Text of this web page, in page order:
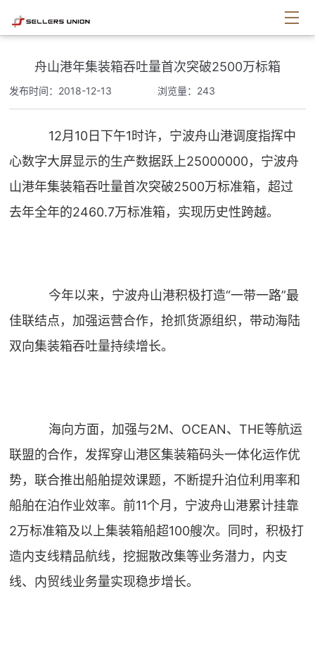
舟山港年集装箱吞吐量首次突破2500万标箱
发布时间：2018-12-13 浏览量：243
12月10日下午1时许，宁波舟山港调度指挥中
心数字大屏显示的生产数据跃上25000000，宁波舟
山港年集装箱吞吐量首次突破2500万标准箱，超过
去年全年的2460.7万标准箱，实现历史性跨越。
今年以来，宁波舟山港积极打造“一带一路”最
佳联结点，加强运营合作，抢抓货源组织，带动海陆
双向集装箱吞吐量持续增长。
海向方面，加强与2M、OCEAN、THE等航运
联盟的合作，发挥穿山港区集装箱码头一体化运作优
势，联合推出船舶提效课题，不断提升泊位利用率和
船舶在泊作业效率。前11个月，宁波舟山港累计挂靠
2万标准箱及以上集装箱船超100艘次。同时，积极打
造内支线精品航线，挖掘散改集等业务潜力，内支
线、内贸线业务量实现稳步增长。